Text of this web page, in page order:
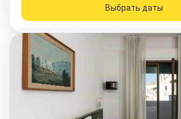
Выбрать даты